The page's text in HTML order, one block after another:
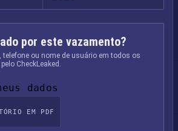
por este vazamento?
telefone ou nome de usuário em todos os
CheckLeaked.
dados
EM PDF